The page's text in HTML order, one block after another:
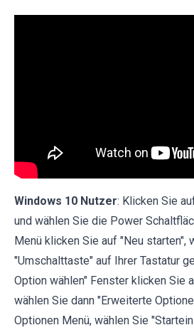
Windows 10 Nutzer: Klicken Sie
und wählen Sie die Power
Menü klicken Sie auf "Neu starten",
"Umschalttaste" auf Ihrer Tastatur
Option wählen" Fenster klicken Sie
wählen Sie dann "Erweiterte
Optionen Menü, wählen Sie